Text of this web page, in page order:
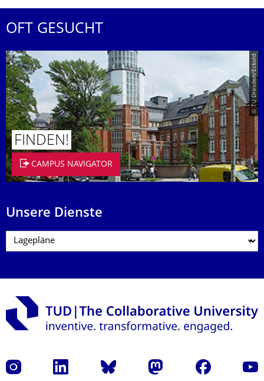
OFT GESUCHT
© TU Dresden/Eckold
FINDEN!
CAMPUS NAVIGATOR
Unsere Dienste
Instagram LinkedIn Bluesky Mastodon Facebook